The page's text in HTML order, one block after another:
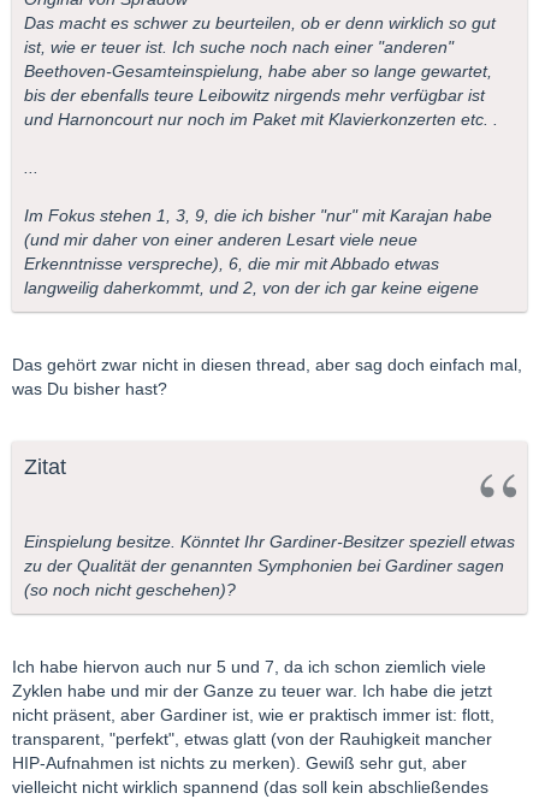
Das macht es schwer zu beurteilen, ob er denn wirklich so gut
ist, wie er teuer ist. Ich suche noch nach einer "anderen"
Beethoven-Gesamteinspielung, habe aber so lange gewartet,
bis der ebenfalls teure Leibowitz nirgends mehr verfügbar ist
und Harnoncourt nur noch im Paket mit Klavierkonzerten etc. .
Im Fokus stehen 1, 3, 9, die ich bisher "nur" mit Karajan habe
(und mir daher von einer anderen Lesart viele neue
Erkenntnisse verspreche), 6, die mir mit Abbado etwas
langweilig daherkommt, und 2, von der ich gar keine eigene
Das gehört zwar nicht in diesen thread, aber sag doch einfach mal,
was Du bisher hast?
Zitat
Einspielung besitze. Könntet Ihr Gardiner-Besitzer speziell etwas
zu der Qualität der genannten Symphonien bei Gardiner sagen
(so noch nicht geschehen)?
Ich habe hiervon auch nur 5 und 7, da ich schon ziemlich viele
Zyklen habe und mir der Ganze zu teuer war. Ich habe die jetzt
nicht präsent, aber Gardiner ist, wie er praktisch immer ist: flott,
transparent, "perfekt", etwas glatt (von der Rauhigkeit mancher
HIP-Aufnahmen ist nichts zu merken). Gewiß sehr gut, aber
vielleicht nicht wirklich spannend (das soll kein abschließendes